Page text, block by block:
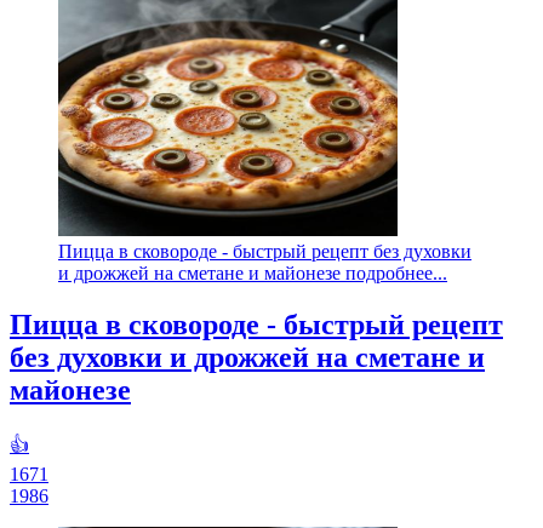
Пицца в сковороде - быстрый рецепт без духовки
и дрожжей на сметане и майонезе подробнее...
Пицца в сковороде - быстрый рецепт
без духовки и дрожжей на сметане и
майонезе
👍
1671
1986